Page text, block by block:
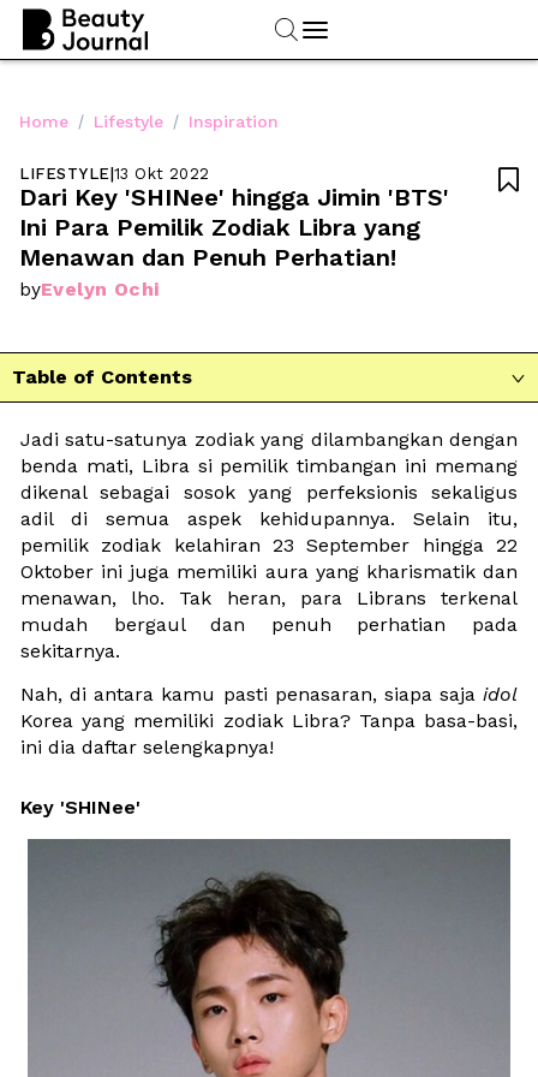
Home / Lifestyle / Inspiration
LIFESTYLE|13 Okt 2022
Dari Key 'SHINee' hingga Jimin 'BTS'
Ini Para Pemilik Zodiak Libra yang
Menawan dan Penuh Perhatian!
byEvelyn Ochi

Table of Contents 
Jadi satu-satunya zodiak yang dilambangkan dengan
benda mati, Libra si pemilik timbangan ini memang
dikenal sebagai sosok yang perfeksionis sekaligus
adil di semua aspek kehidupannya. Selain itu,
pemilik zodiak kelahiran 23 September hingga 22
Oktober ini juga memiliki aura yang kharismatik dan
menawan, lho. Tak heran, para Librans terkenal
mudah bergaul dan penuh perhatian pada
sekitarnya.
Nah, di antara kamu pasti penasaran, siapa saja idol
Korea yang memiliki zodiak Libra? Tanpa basa-basi,
ini dia daftar selengkapnya!
Key 'SHINee'